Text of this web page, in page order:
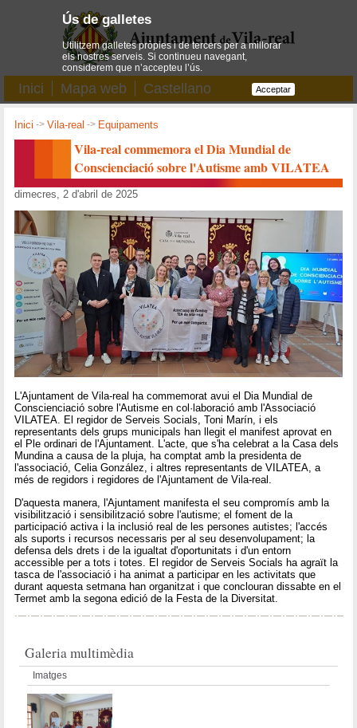
Inici Mapa web Castellano
Inici ->Vila-real -> Equipaments
Vila-real commemora el Dia Mundial de
Conscienciació sobre l'Autisme amb VILATEA
dimecres, 2 d'abril de 2025
L'Ajuntament de Vila-real ha commemorat avui el Dia Mundial de
Conscienciació sobre l'Autisme en col·laboració amb l'Associació
VILATEA. El regidor de Serveis Socials, Toni Marín, i els
representants dels grups municipals han llegit el manifest aprovat en
el Ple ordinari de l'Ajuntament. L'acte, que s'ha celebrat a la Casa dels
Mundina a causa de la pluja, ha comptat amb la presidenta de
l'associació, Celia González, i altres representants de VILATEA, a
més de regidors i regidores de l'Ajuntament de Vila-real.
D'aquesta manera, l'Ajuntament manifesta el seu compromís amb la
visibilització i sensibilització sobre l'autisme; el foment de la
participació activa i la inclusió real de les persones autistes; l'accés
als suports i recursos necessaris per al seu desenvolupament; la
defensa dels drets i de la igualtat d'oportunitats i d'un entorn
accessible per a tots i totes. El regidor de Serveis Socials ha agraït la
tasca de l'associació i ha animat a participar en les activitats que
durant aquesta setmana han organitzat i que conclouran dissabte en el
Termet amb la segona edició de la Festa de la Diversitat.
Galeria multimèdia
Imatges
Ús de galletes
Utilitzem galletes pròpies i de tercers per a millorar
els nostres serveis. Si continueu navegant,
considerem que n’accepteu l’ús.
Acceptar